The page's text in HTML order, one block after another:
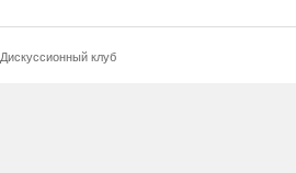
Дискуссионный клуб